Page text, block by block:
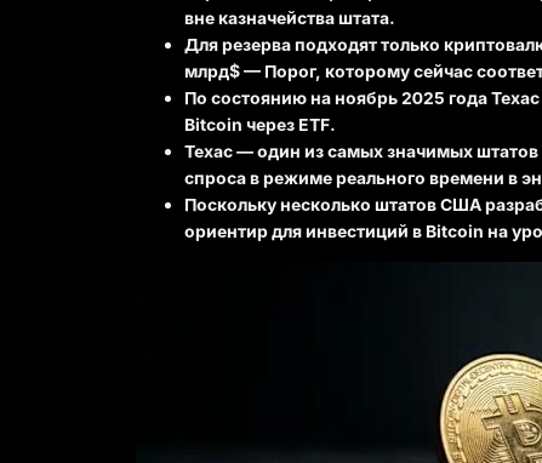
вне казначейства штата.
Для резерва подходят только
млрд$ — Порог, которому сейчас
По состоянию на ноябрь 2025 года
Bitcoin через ETF.
Техас — один из самых значимых
спроса в режиме реального времени в
Поскольку несколько штатов США
ориентир для инвестиций в Bitcoin на